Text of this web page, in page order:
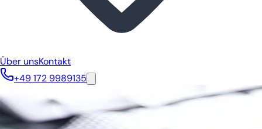
Über unsKontakt
+49 172 9989135